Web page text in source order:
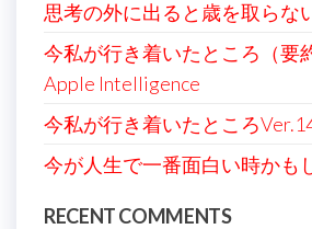
思考の外に出ると歳を取らな
今私が行き着いたところ（要
Apple Intelligence
今私が行き着いたところ
今が人生で一番面白い時かも
RECENT COMMENTS